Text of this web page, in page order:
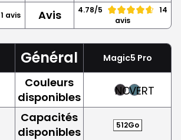
1 avis Avis 4.78/5
14
avis
Général Magic5 Pro
Couleurs
disponibles
NOIRVERT
Capacités
disponibles
512Go